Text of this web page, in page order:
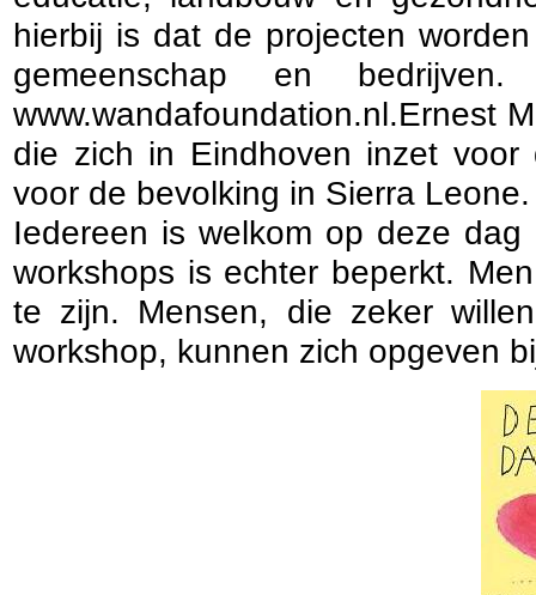
hierbij is dat de projecten
gemeenschap en
www.wandafoundation.nl.Ernest
die zich in Eindhoven inzet
voor de bevolking in Sierra Leone.
Iedereen is welkom op deze
workshops is echter beperkt.
te zijn. Mensen, die zeker
workshop, kunnen zich opgeven